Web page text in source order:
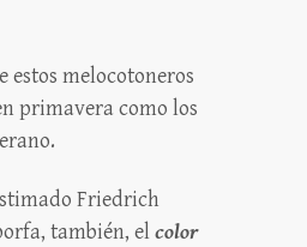
estos melocotoneros
primavera como los
Friedrich
también, elcolor